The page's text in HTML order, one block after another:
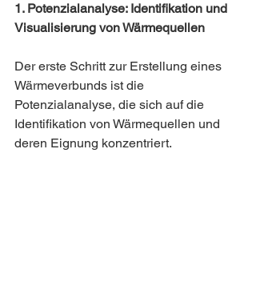
1. Potenzialanalyse: Identifikation und
Visualisierung von Wärmequellen
Der erste Schritt zur Erstellung eines
Wärmeverbunds ist die
Potenzialanalyse, die sich auf die
Identifikation von Wärmequellen und
deren Eignung konzentriert.